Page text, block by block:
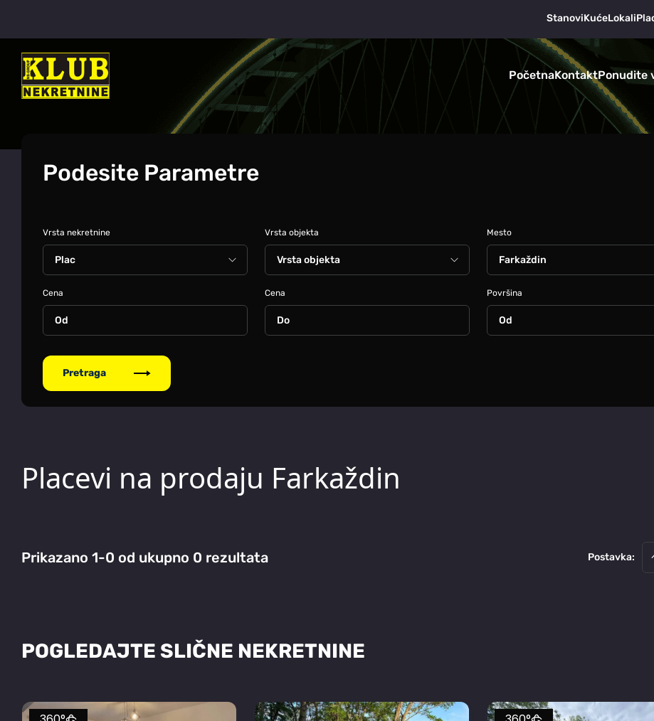
StanoviKućeLokali
PočetnaKontaktPonudite
Podesite Parametre
Vrsta nekretnine Vrsta objekta Mesto
Cena Cena Površina
Pretraga
Placevi na prodaju Farkaždin
Prikazano 1-0 od ukupno 0 rezultata Postavka:
POGLEDAJTE SLIČNE NEKRETNINE